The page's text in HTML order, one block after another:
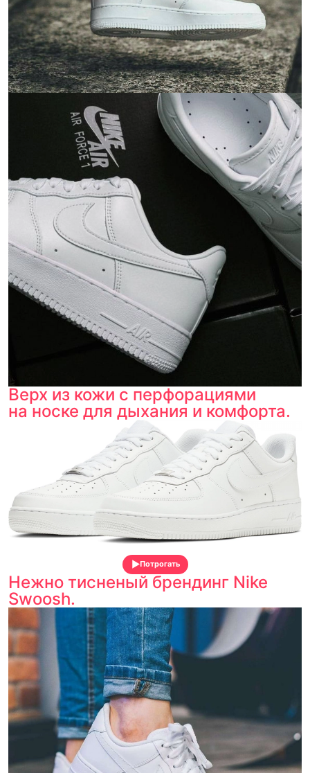
Верх из кожи с перфорациями
на носке для дыхания и комфорта.
Потрогать
Нежно тисненый брендинг Nike
Swoosh.